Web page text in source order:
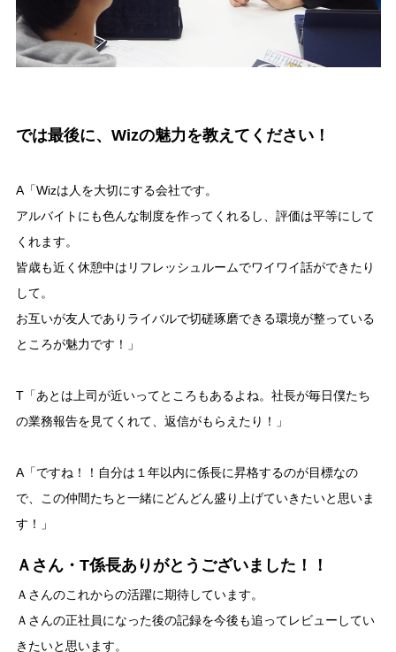
では最後に、Wizの魅力を教えてください！
A「Wizは人を大切にする会社です。
アルバイトにも色んな制度を作ってくれるし、評価は平等にして
くれます。
皆歳も近く休憩中はリフレッシュルームでワイワイ話ができたり
して。
お互いが友人でありライバルで切磋琢磨できる環境が整っている
ところが魅力です！」
T「あとは上司が近いってところもあるよね。社長が毎日僕たち
の業務報告を見てくれて、返信がもらえたり！」
A「ですね！！自分は１年以内に係長に昇格するのが目標なの
で、この仲間たちと一緒にどんどん盛り上げていきたいと思いま
す！」
Ａさん・T係長ありがとうございました！！
Ａさんのこれからの活躍に期待しています。
Ａさんの正社員になった後の記録を今後も追ってレビューしてい
きたいと思います。